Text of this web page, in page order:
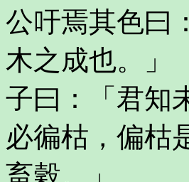
公吁焉其色曰
木之成也。」
子曰：「君知
必徧枯，偏枯
畜穀。」